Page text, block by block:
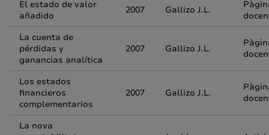
El estado de valor
añadido
2007 Gallizo J.L.
La cuenta de
pérdidas y
ganancias analítica
2007 Gallizo J.L.
Los estados
financieros
complementarios
2007 Gallizo J.L.
La nova